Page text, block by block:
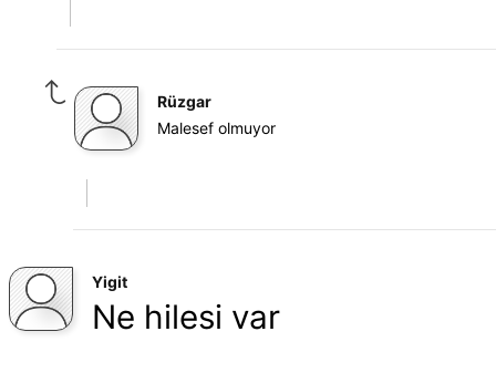
Rüzgar
Malesef olmuyor
Yigit
Ne hilesi var